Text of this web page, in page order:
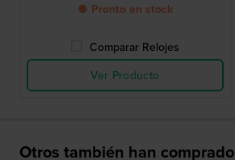
● Pronto en stock
Comparar Relojes
Ver Producto
Otros también han comprado